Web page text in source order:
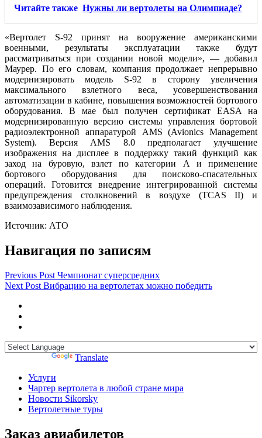
Читайте также Нужны ли вертолеты на Олимпиаде?
«Вертолет S-92 принят на вооружение американскими
военными, результаты эксплуатации также будут
рассматриваться при создании новой модели», — добавил
Маурер. По его словам, компания продолжает непрерывно
модернизировать модель S-92 в сторону увеличения
максимального взлетного веса, усовершенствования
автоматизации в кабине, повышения возможностей бортового
оборудования. В мае был получен сертификат EASA на
модернизированную версию системы управления бортовой
радиоэлектронной аппаратурой AMS (Avionics Management
System). Версия AMS 8.0 предполагает улучшение
изображения на дисплее в поддержку такий функций как
заход на буровую, взлет по категории А и применение
бортового оборудования для поисково-спасательных
операций. Готовится внедрение интегрированной системы
предупреждения столкновений в воздухе (TCAS II) и
взаимозависимого наблюдения.
Источник: АТО
Навигация по записям
Previous Post Чемпионат суперсредних
Next Post Вибрацию на вертолетах можно победить
Translate
Услуги
Чартер вертолета в любой стране мира
Новости Sikorsky
Вертолетные туры
Заказ авиабилетов